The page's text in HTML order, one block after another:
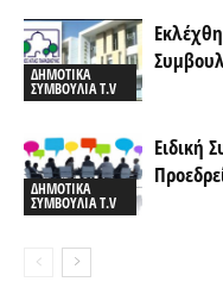
ΔΗΜΟΤΙΚΑ
ΣΥΜΒΟΥΛΙΑ T.V
ΔΗΜΟΤΙΚΑ
ΣΥΜΒΟΥΛΙΑ T.V
Ειδική